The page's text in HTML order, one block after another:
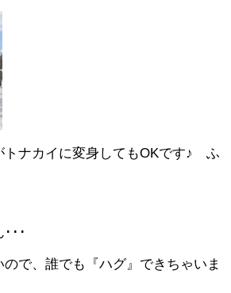
トナカイに変身してもOKです♪ ふ
･･
で、誰でも『ハグ』できちゃいま